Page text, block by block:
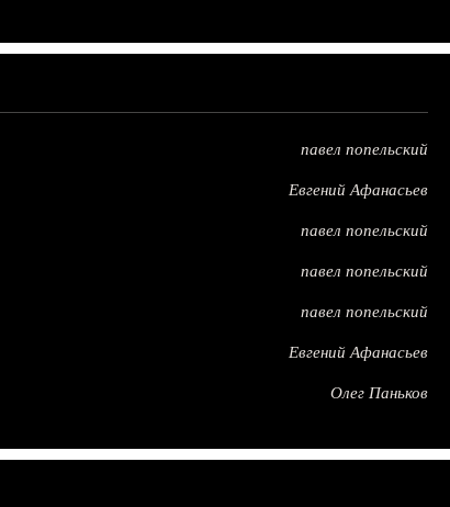
павел попельский
Евгений Афанасьев
павел попельский
павел попельский
павел попельский
Евгений Афанасьев
Олег Паньков